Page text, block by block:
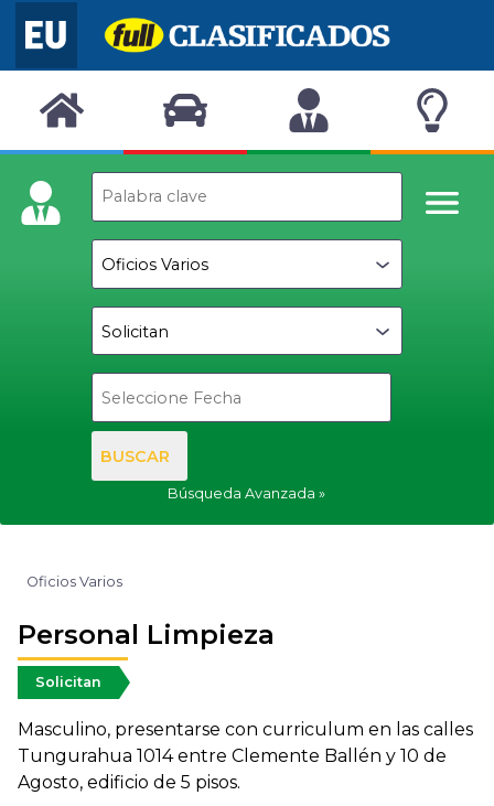
BUSCAR
Búsqueda Avanzada
Oficios Varios
Personal Limpieza
Solicitan
Masculino, presentarse con curriculum en las calles
Tungurahua 1014 entre Clemente Ballén y 10 de
Agosto, edificio de 5 pisos.